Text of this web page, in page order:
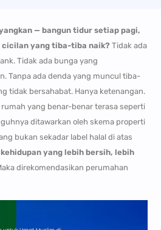
— bangun tidur setiap pagi,
yang tiba-tiba naik? Tidak ada
Tidak ada bunga yang
Tanpa ada denda yang muncul tiba-
tidak bersahabat. Hanya ketenangan.
yang benar-benar terasa seperti
ditawarkan oleh skema properti
bukan sekadar label halal di atas
yang lebih bersih, lebih
direkomendasikan perumahan